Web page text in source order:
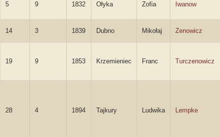
5 9 1832 Ołyka Zofia Iwanow
14 3 1839 Dubno Mikołaj Zenowicz
19 9 1853 Krzemieniec Franc Turczenowicz
28 4 1894 Tajkury Ludwika Lempke